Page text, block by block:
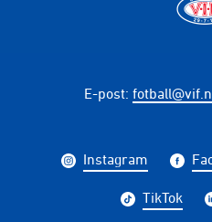
E-post:
Instagram
TikTok